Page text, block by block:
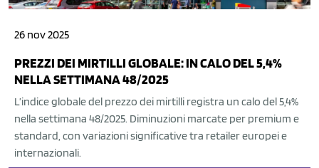
26 nov 2025
PREZZI DEI MIRTILLI GLOBALE: IN CALO DEL 5,4%
NELLA SETTIMANA 48/2025
L’indice globale del prezzo dei mirtilli registra un calo del 5,4%
nella settimana 48/2025. Diminuzioni marcate per premium e
standard, con variazioni significative tra retailer europei e
internazionali.